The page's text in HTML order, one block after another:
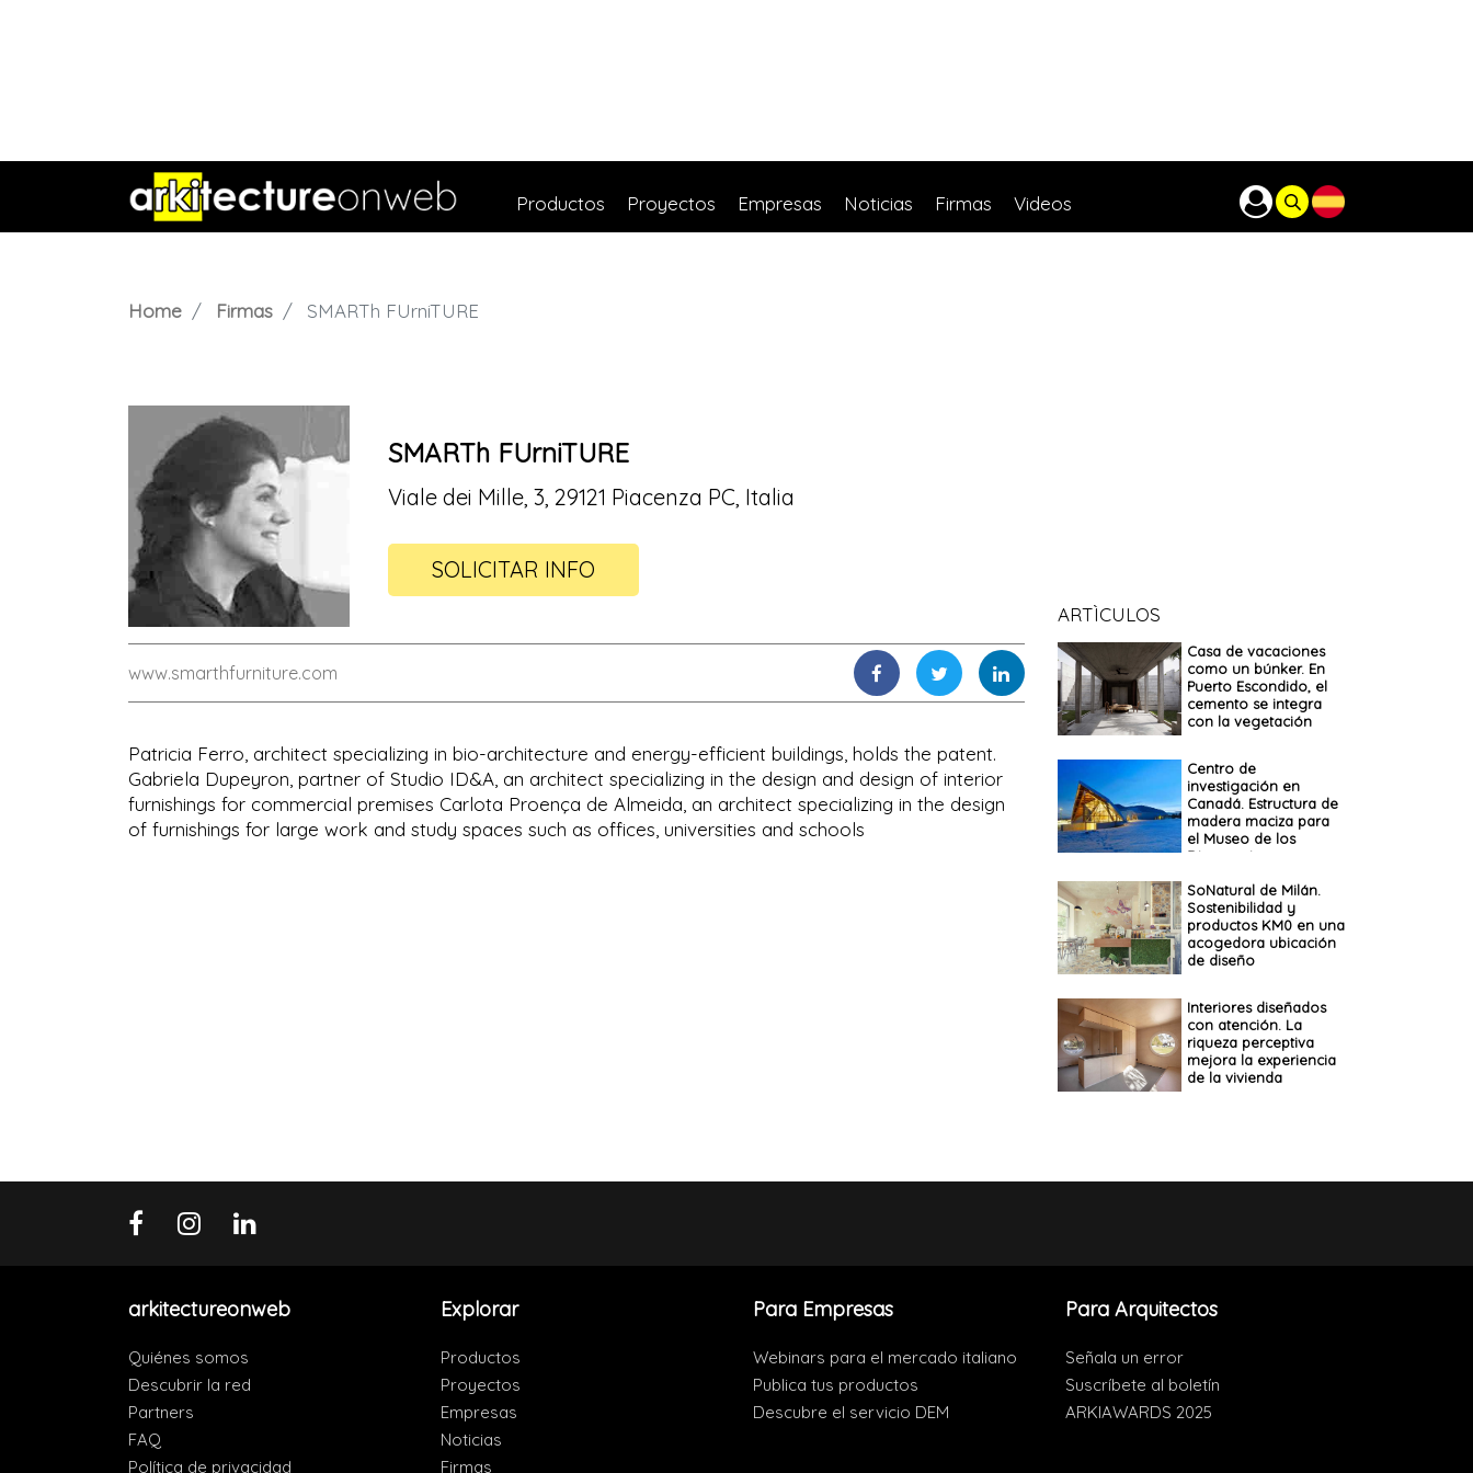
Productos Proyectos Empresas Noticias Firmas Videos
Home Firmas SMARTh FUrniTURE
SMARTh FUrniTURE
Viale dei Mille, 3, 29121 Piacenza PC, Italia
SOLICITAR INFO
www.smarthfurniture.com
Patricia Ferro, architect specializing in bio-architecture and energy-efficient buildings, holds the patent.
Gabriela Dupeyron, partner of Studio ID&A, an architect specializing in the design and design of interior
furnishings for commercial premises Carlota Proença de Almeida, an architect specializing in the design
of furnishings for large work and study spaces such as offices, universities and schools
ARTÌCULOS
Casa de vacaciones
como un búnker. En
Puerto Escondido, el
cemento se integra
con la vegetación
Centro de
investigación en
Canadá. Estructura de
madera maciza para
el Museo de los
Dinosaurios
SoNatural de Milán.
Sostenibilidad y
productos KM0 en una
acogedora ubicación
de diseño
Interiores diseñados
con atención. La
riqueza perceptiva
mejora la experiencia
de la vivienda
arkitectureonweb
Quiénes somos
Descubrir la red
Partners
FAQ
Política de privacidad
Explorar
Productos
Proyectos
Empresas
Noticias
Firmas
Para Empresas
Webinars para el mercado italiano
Publica tus productos
Descubre el servicio DEM
Para Arquitectos
Señala un error
Suscríbete al boletín
ARKIAWARDS 2025